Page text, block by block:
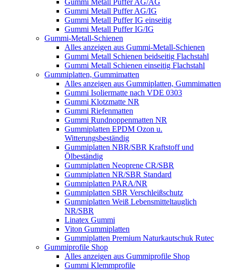
Gummi Metall Puffer AG/AG
Gummi Metall Puffer AG/IG
Gummi Metall Puffer IG einseitig
Gummi Metall Puffer IG/IG
Gummi-Metall-Schienen
Alles anzeigen aus Gummi-Metall-Schienen
Gummi Metall Schienen beidseitig Flachstahl
Gummi Metall Schienen einseitig Flachstahl
Gummiplatten, Gummimatten
Alles anzeigen aus Gummiplatten, Gummimatten
Gummi Isoliermatte nach VDE 0303
Gummi Klotzmatte NR
Gummi Riefenmatten
Gummi Rundnoppenmatten NR
Gummiplatten EPDM Ozon u.
Witterungsbeständig
Gummiplatten NBR/SBR Kraftstoff und
Ölbeständig
Gummiplatten Neoprene CR/SBR
Gummiplatten NR/SBR Standard
Gummiplatten PARA/NR
Gummiplatten SBR Verschleißschutz
Gummiplatten Weiß Lebensmitteltauglich
NR/SBR
Linatex Gummi
Viton Gummiplatten
Gummiplatten Premium Naturkautschuk Rutec
Gummiprofile Shop
Alles anzeigen aus Gummiprofile Shop
Gummi Klemmprofile